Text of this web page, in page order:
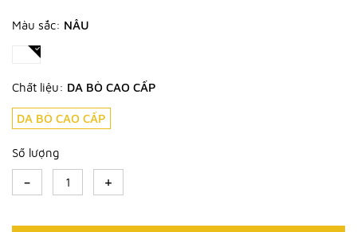
Màu sắc: NÂU
Chất liệu: DA BÒ CAO CẤP
DA BÒ CAO CẤP
Số lượng
- +